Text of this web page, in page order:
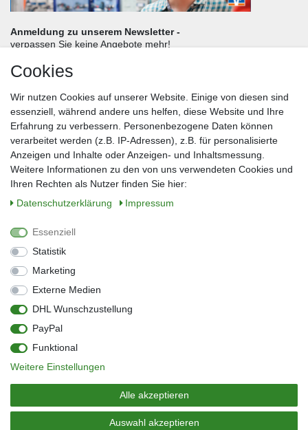
Anmeldung zu unserem Newsletter -
verpassen Sie keine Angebote mehr!
Nachname*
E-Mail*
Sie können den Newsletter jederzeit kostenlos abbestellen.
** gilt für Lieferungen innerhalb Deutschlands, Lieferzeiten für andere Länder
entnehmen Sie bitte der Schaltfläche mit den Versandinformationen
Widerrufs­recht
Kontakt
Barrierefreiheitserklärung
Zahlung & Versand
Vertrag widerrufen
© Copyright 2026 | Alle Rechte vorbehalten.
Cookies
Wir nutzen Cookies auf unserer Website. Einige von diesen sind
essenziell, während andere uns helfen, diese Website und Ihre
Erfahrung zu verbessern. Personenbezogene Daten können
verarbeitet werden (z.B. IP-Adressen), z.B. für personalisierte
Anzeigen und Inhalte oder Anzeigen- und Inhaltsmessung.
Weitere Informationen zu den von uns verwendeten Cookies und
Ihren Rechten als Nutzer finden Sie hier:
Daten­schutz­erklärung
Impressum
Essenziell
Statistik
Marketing
Externe Medien
DHL Wunschzustellung
PayPal
Funktional
Weitere Einstellungen
Alle akzeptieren
Auswahl akzeptieren